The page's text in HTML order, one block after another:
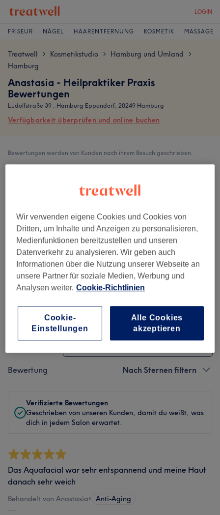
LOGIN
FRISEUR NÄGEL HAARENTFERNUNG KOSMETIK MASSAGE
Treatwell > Kosmetikstudio > Hamburg und Umland >
Hamburg
Anastasia - Heilpraktiker Praxis
Bewertungen
Ludolfstraße 39 , Hamburg Eppendorf, 20249 Hamburg
Verfügbarkeit überprüfen und online buchen
Bewertungen werden von Kunden nach ihrem Besuch geschrieben.
Ambiente
Sauberkeit
Service
Bewertungen filtern
Bewertung Nach Sternen filtern
Verifizierte Bewertungen
Geschrieben von unseren Kunden, damit du weißt, was
dich in jedem Salon erwartet.
Das Aquafacial war sehr entspannend und meine Haut
danach sehr weich
Behandelt von Anastasia• Anti-Aging
Wir verwenden eigene Cookies und Cookies von
Dritten, um Inhalte und Anzeigen zu personalisieren,
Medienfunktionen bereitzustellen und unseren
Datenverkehr zu analysieren. Wir geben auch
Informationen über die Nutzung unserer Webseite an
unsere Partner für soziale Medien, Werbung und
Analysen weiter. Cookie-Richtlinien
Cookie-
Einstellungen
Alle Cookies
akzeptieren